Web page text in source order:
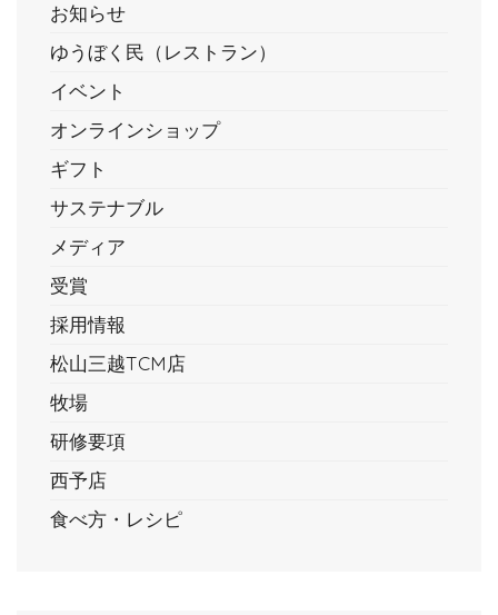
お知らせ
ゆうぼく民（レストラン）
イベント
オンラインショップ
ギフト
サステナブル
メディア
受賞
採用情報
松山三越TCM店
牧場
研修要項
西予店
食べ方・レシピ